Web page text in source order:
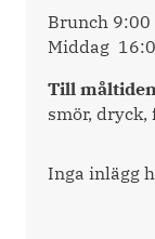
Brunch 9:00
Middag
Till
smör,
Inga inlägg